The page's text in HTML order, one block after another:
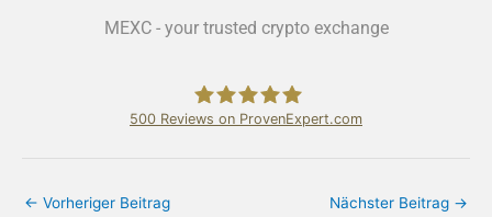
MEXC - your trusted crypto exchange
500 Reviews on ProvenExpert.com
← Vorheriger Beitrag Nächster Beitrag →